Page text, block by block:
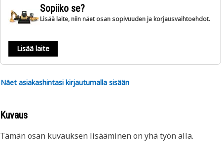
Sopiiko se?
Lisää laite, niin näet osan sopivuuden ja korjausvaihtoehdot.
Lisää laite
Näet asiakashintasi kirjautumalla sisään
Kuvaus
Tämän osan kuvauksen lisääminen on yhä työn alla.